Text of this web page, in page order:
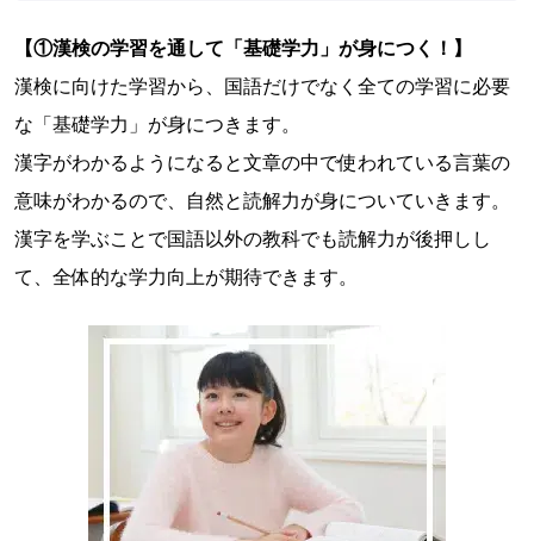
2025年度に臨海から繰越申請をし、承認を得られてい
る方の繰越期限は、2026年度同検定回までとなりま
す。
2026年度に臨海から繰越申請をし、承認を得られてい
る方の繰越期限は、2027年度同検定回までとなりま
す。
【①漢検の学習を通して「基礎学力」が身につく！】
漢検に向けた学習から、国語だけでなく全ての学習に必要
な「基礎学力」が身につきます。
漢字がわかるようになると文章の中で使われている言葉の
意味がわかるので、自然と読解力が身についていきます。
漢字を学ぶことで国語以外の教科でも読解力が後押しし
て、全体的な学力向上が期待できます。